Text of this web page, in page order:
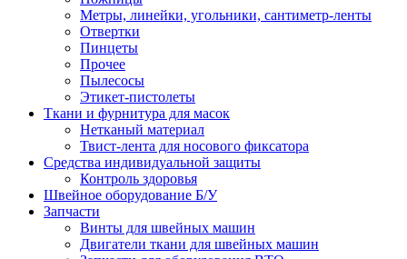
Метры, линейки, угольники, сантиметр-ленты
Отвертки
Пинцеты
Прочее
Пылесосы
Этикет-пистолеты
Ткани и фурнитура для масок
Нетканый материал
Твист-лента для носового фиксатора
Средства индивидуальной защиты
Контроль здоровья
Швейное оборудование Б/У
Запчасти
Винты для швейных машин
Двигатели ткани для швейных машин